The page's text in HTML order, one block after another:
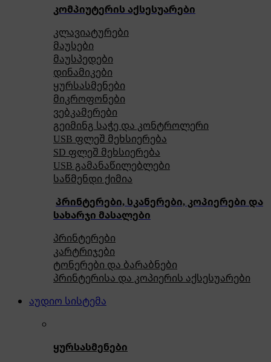
კომპიუტერის აქსესუარები
კლავიატურები
მაუსები
მაუსპედები
დინამიკები
ყურსასმენები
მიკროფონები
ვებკამერები
გეიმინგ საჭე და კონტროლერი
USB ფლეშ მეხსიერება
SD ფლეშ მეხსიერება
USB გამანაწილებლები
საწმენდი ქიმია
პრინტერები, სკანერები, კოპიერები და
სახარჯი მასალები
პრინტერები
კარტრიჯები
ტონერები და ბარაბნები
პრინტერისა და კოპიერის აქსესუარები
აუდიო სისტემა
ყურსასმენები